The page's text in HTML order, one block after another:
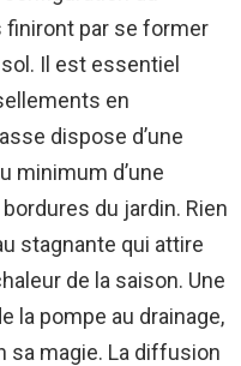
par se former
Il est essentiel
en
dispose d’une
minimum d’une
du jardin. Rien
stagnante qui attire
de la saison. Une
la pompe au drainage,
sa magie. La diffusion